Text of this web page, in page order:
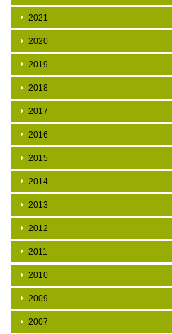
2021
2020
2019
2018
2017
2016
2015
2014
2013
2012
2011
2010
2009
2007